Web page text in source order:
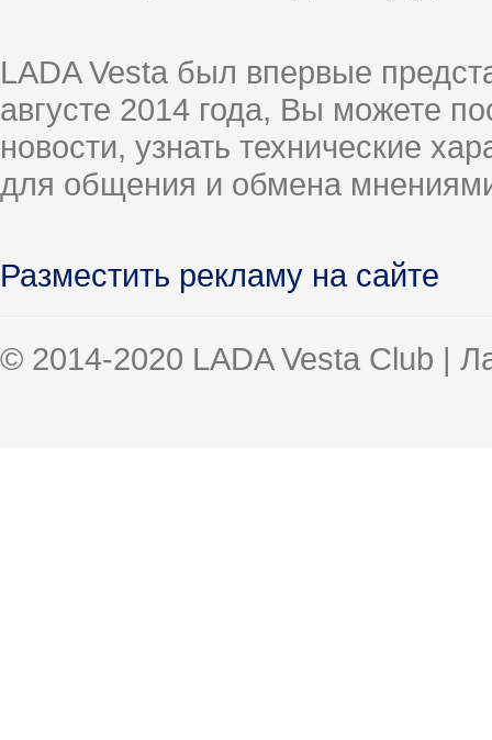
LADA Vesta был впервые
августе 2014 года, Вы можете
новости, узнать технические
для общения и обмена
Разместить рекламу на сайте
© 2014-2020 LADA Vesta Club |